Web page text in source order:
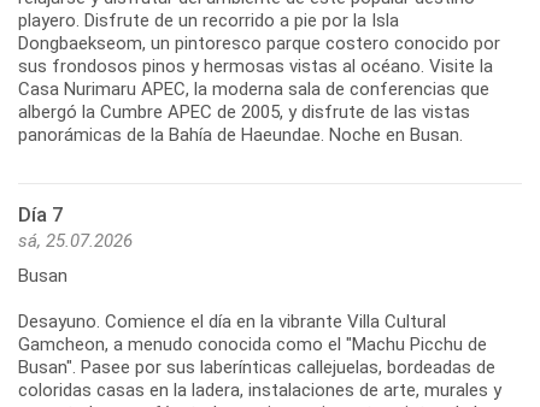
playero. Disfrute de un recorrido a pie por la Isla
Dongbaekseom, un pintoresco parque costero conocido por
sus frondosos pinos y hermosas vistas al océano. Visite la
Casa Nurimaru APEC, la moderna sala de conferencias que
albergó la Cumbre APEC de 2005, y disfrute de las vistas
panorámicas de la Bahía de Haeundae. Noche en Busan.
Día 7
sá, 25.07.2026
Busan
Desayuno. Comience el día en la vibrante Villa Cultural
Gamcheon, a menudo conocida como el "Machu Picchu de
Busan". Pasee por sus laberínticas callejuelas, bordeadas de
coloridas casas en la ladera, instalaciones de arte, murales y